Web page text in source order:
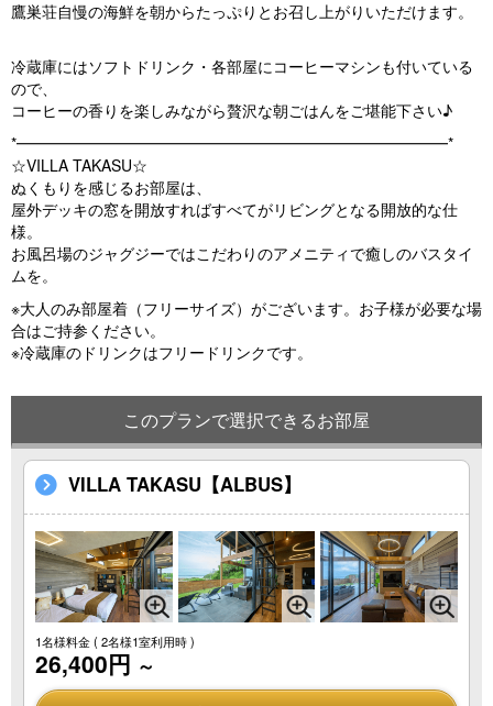
鷹巣荘自慢の海鮮を朝からたっぷりとお召し上がりいただけます。
冷蔵庫にはソフトドリンク・各部屋にコーヒーマシンも付いている
ので、
コーヒーの香りを楽しみながら贅沢な朝ごはんをご堪能下さい♪
*━━━━━━━━━━━━━━━━━━━━━━━━━━━━*
☆VILLA TAKASU☆
ぬくもりを感じるお部屋は、
屋外デッキの窓を開放すればすべてがリビングとなる開放的な仕
様。
お風呂場のジャグジーではこだわりのアメニティで癒しのバスタイ
ムを。
※大人のみ部屋着（フリーサイズ）がございます。お子様が必要な場
合はご持参ください。
※冷蔵庫のドリンクはフリードリンクです。
このプランで選択できるお部屋
VILLA TAKASU【ALBUS】
1名様料金( 2名様1室利用時 )
26,400円 ～